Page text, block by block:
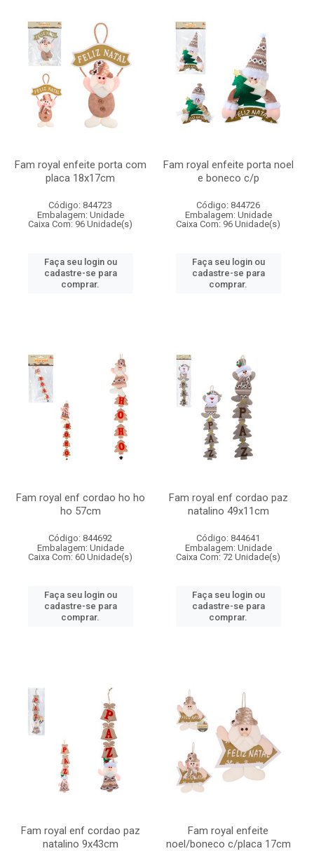
Fam royal enfeite porta com
placa 18x17cm
Código: 844723
Embalagem: Unidade
Caixa Com: 96 Unidade(s)
Faça seu login ou
cadastre-se para
comprar.
Fam royal enfeite porta noel
e boneco c/p
Código: 844726
Embalagem: Unidade
Caixa Com: 96 Unidade(s)
Faça seu login ou
cadastre-se para
comprar.
Fam royal enf cordao ho ho
ho 57cm
Código: 844692
Embalagem: Unidade
Caixa Com: 60 Unidade(s)
Faça seu login ou
cadastre-se para
comprar.
Fam royal enf cordao paz
natalino 49x11cm
Código: 844641
Embalagem: Unidade
Caixa Com: 72 Unidade(s)
Faça seu login ou
cadastre-se para
comprar.
Fam royal enf cordao paz
natalino 9x43cm
Fam royal enfeite
noel/boneco c/placa 17cm